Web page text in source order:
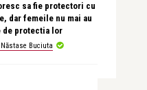
sa fie protectori cu
dar femeile nu mai au
de protectia lor
Buciuta